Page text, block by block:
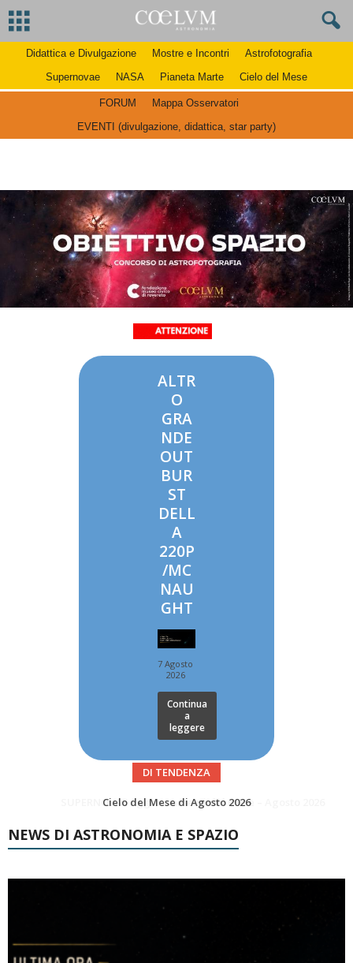
Didattica e Divulgazione Mostre e Incontri
Astrofotografia
Supernovae
NASA Pianeta Marte Cielo del Mese
FORUM
Mappa Osservatori
EVENTI (divulgazione, didattica, star party)
ALTR
O
GRA
NDE
OUT
BUR
ST
DELL
A
220P
/MC
NAU
GHT
7 Agosto
2026
Continua
a
leggere
DI TENDENZA
SUPERNOVAE aggiornamenti del mese – Agosto 2026
Le Comete del mese di Agosto: LA 10P/TEMPEL AL PERIELIO
NEWS DI ASTRONOMIA E SPAZIO